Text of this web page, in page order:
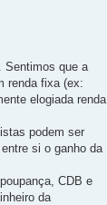
Sentimos que a
renda fixa (ex:
elogiada renda
podem ser
si o ganho da
CDB e
da